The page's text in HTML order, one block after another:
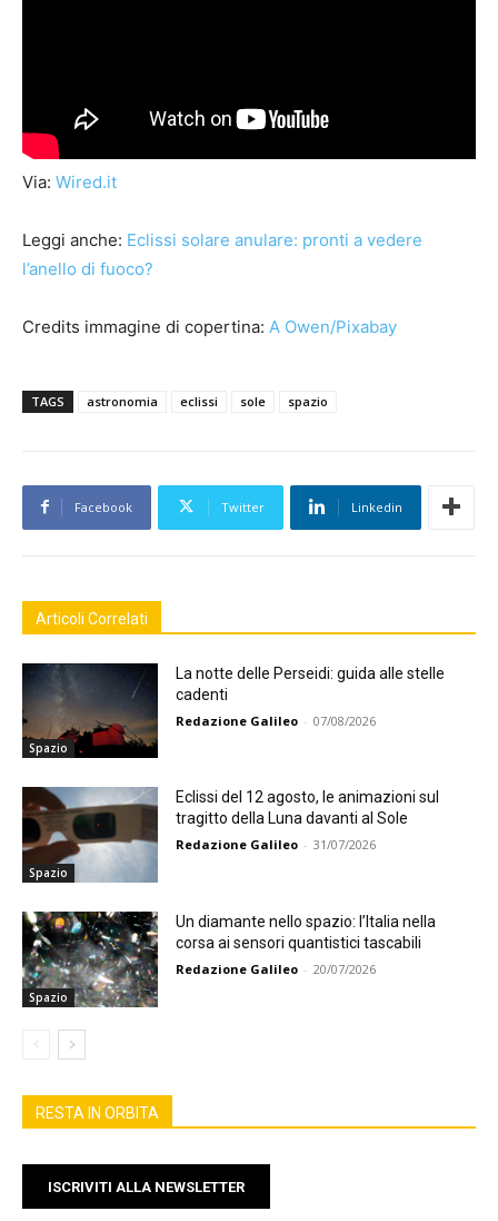
Via: Wired.it
Leggi anche: Eclissi solare anulare: pronti a vedere
l’anello di fuoco?
Credits immagine di copertina: A Owen/Pixabay
TAGS astronomia eclissi sole spazio
Facebook Twitter Linkedin
Articoli Correlati
Spazio
La notte delle Perseidi: guida alle stelle
cadenti
Redazione Galileo - 07/08/2026
Spazio
Eclissi del 12 agosto, le animazioni sul
tragitto della Luna davanti al Sole
Redazione Galileo - 31/07/2026
Spazio
Un diamante nello spazio: l’Italia nella
corsa ai sensori quantistici tascabili
Redazione Galileo - 20/07/2026
RESTA IN ORBITA
ISCRIVITI ALLA NEWSLETTER